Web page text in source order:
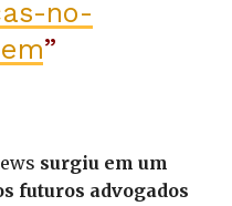
no-
”
surgiu em um
futuros advogados